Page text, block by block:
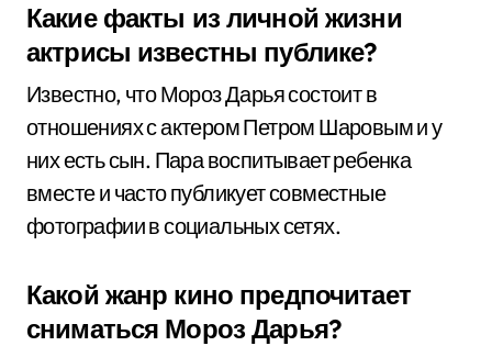
Какие факты из личной жизни
актрисы известны публике?
Известно, что Мороз Дарья состоит в
отношениях с актером Петром Шаровым и у
них есть сын. Пара воспитывает ребенка
вместе и часто публикует совместные
фотографии в социальных сетях.
Какой жанр кино предпочитает
сниматься Мороз Дарья?